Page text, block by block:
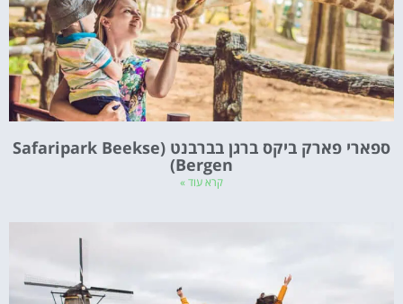
ספארי פארק ביקס ברגן בברבנט (Safaripark Beekse
Bergen)
קרא עוד »